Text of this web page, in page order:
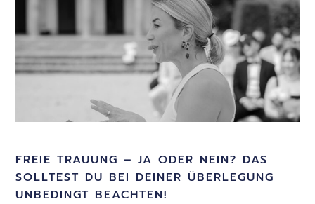
FREIE TRAUUNG – JA ODER NEIN? DAS
SOLLTEST DU BEI DEINER ÜBERLEGUNG
UNBEDINGT BEACHTEN!